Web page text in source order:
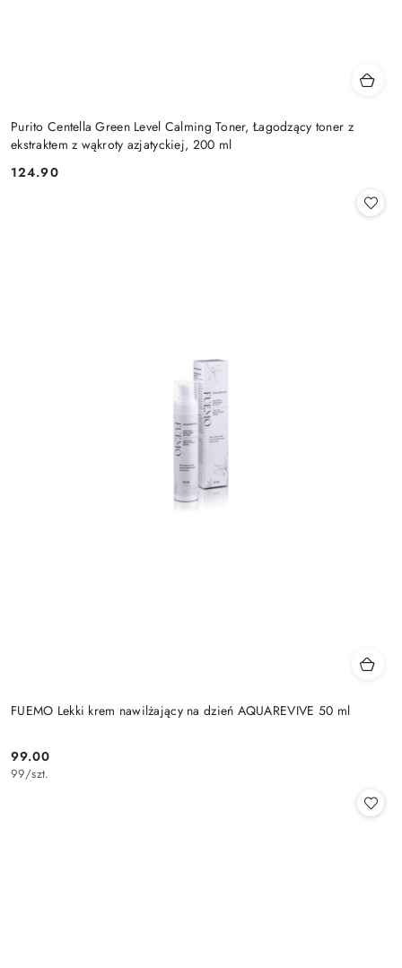
Purito Centella Green Level Calming Toner, Łagodzący toner z
ekstraktem z wąkroty azjatyckiej, 200 ml
Cena:
124.90
FUEMO Lekki krem nawilżający na dzień AQUAREVIVE 50 ml
Cena:
99.00
99/szt.